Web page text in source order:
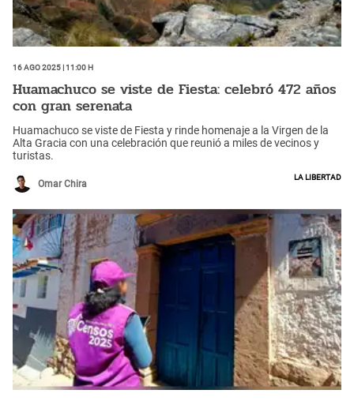
16 Ago 2025 | 11:00 h
Huamachuco se viste de Fiesta: celebró 472 años
con gran serenata
Huamachuco se viste de Fiesta y rinde homenaje a la Virgen de la
Alta Gracia con una celebración que reunió a miles de vecinos y
turistas.
Omar Chira
La Libertad